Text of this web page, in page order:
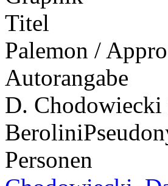
Titel
Palemon /
Autorangabe
D. Chodowiecki
Berolini
Personen